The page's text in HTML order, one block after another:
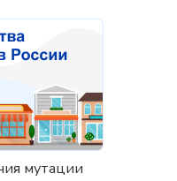
мутации